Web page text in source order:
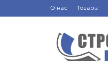
О нас Товары